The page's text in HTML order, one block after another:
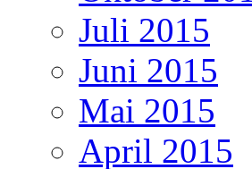
Juli 2015
Juni 2015
Mai 2015
April 2015